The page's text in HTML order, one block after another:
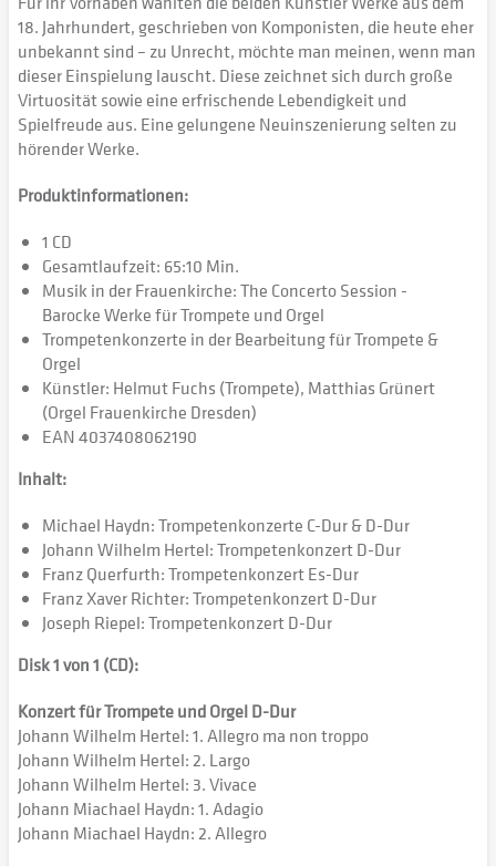
18. Jahrhundert, geschrieben von Komponisten, die heute eher
unbekannt sind – zu Unrecht, möchte man meinen, wenn man
dieser Einspielung lauscht. Diese zeichnet sich durch große
Virtuosität sowie eine erfrischende Lebendigkeit und
Spielfreude aus. Eine gelungene Neuinszenierung selten zu
hörender Werke.
Produktinformationen:
1 CD
Gesamtlaufzeit: 65:10 Min.
Musik in der Frauenkirche: The Concerto Session -
Barocke Werke für Trompete und Orgel
Trompetenkonzerte in der Bearbeitung für Trompete &
Orgel
Künstler: Helmut Fuchs (Trompete), Matthias Grünert
(Orgel Frauenkirche Dresden)
EAN 4037408062190
Inhalt:
Michael Haydn: Trompetenkonzerte C-Dur & D-Dur
Johann Wilhelm Hertel: Trompetenkonzert D-Dur
Franz Querfurth: Trompetenkonzert Es-Dur
Franz Xaver Richter: Trompetenkonzert D-Dur
Joseph Riepel: Trompetenkonzert D-Dur
Disk 1 von 1 (CD):
Konzert für Trompete und Orgel D-Dur
Johann Wilhelm Hertel: 1. Allegro ma non troppo
Johann Wilhelm Hertel: 2. Largo
Johann Wilhelm Hertel: 3. Vivace
Johann Miachael Haydn: 1. Adagio
Johann Miachael Haydn: 2. Allegro